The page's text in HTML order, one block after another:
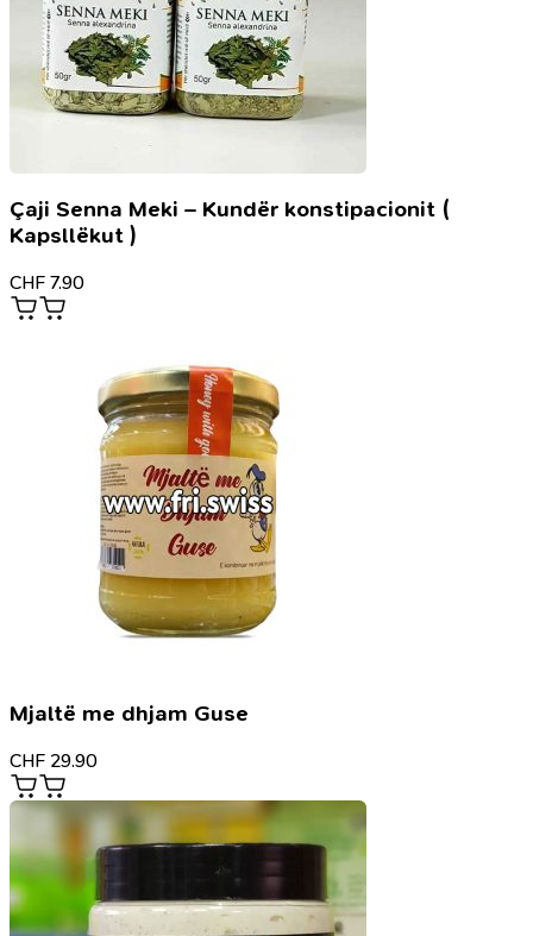
Çaji Senna Meki – Kundër konstipacionit (
Kapsllëkut )
CHF 7.90
Mjaltë me dhjam Guse
CHF 29.90